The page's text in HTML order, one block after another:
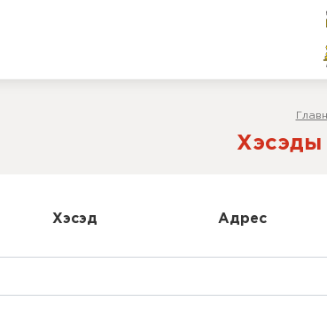
Хэсэды
Хэсэд Адрес